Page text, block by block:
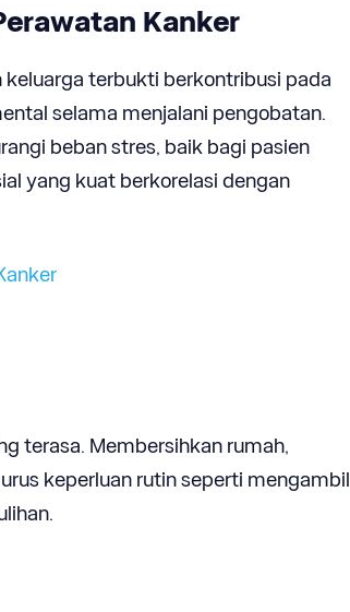
Kanker
keluarga terbukti berkontribusi pada
selama menjalani pengobatan.
beban stres, baik bagi pasien
yang kuat berkorelasi dengan
terasa. Membersihkan rumah,
keperluan rutin seperti mengambil